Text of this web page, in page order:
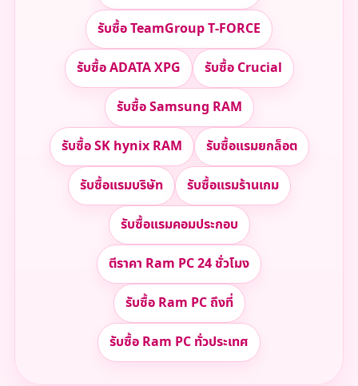
รับซื้อ TeamGroup T-FORCE
รับซื้อ ADATA XPG รับซื้อ Crucial
รับซื้อ Samsung RAM
รับซื้อ SK hynix RAM รับซื้อแรมยกล็อต
รับซื้อแรมบริษัท รับซื้อแรมร้านเกม
รับซื้อแรมคอมประกอบ
ตีราคา Ram PC 24 ชั่วโมง
รับซื้อ Ram PC ถึงที่
รับซื้อ Ram PC ทั่วประเทศ